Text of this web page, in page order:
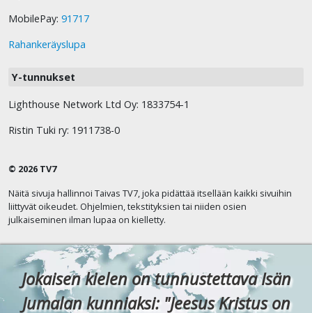
MobilePay: 91717
Rahankeräyslupa
Y-tunnukset
Lighthouse Network Ltd Oy: 1833754-1
Ristin Tuki ry: 1911738-0
© 2026 TV7
Näitä sivuja hallinnoi Taivas TV7, joka pidättää itsellään kaikki sivuihin
liittyvät oikeudet. Ohjelmien, tekstityksien tai niiden osien
julkaiseminen ilman lupaa on kielletty.
Jokaisen kielen on tunnustettava Isän
Jumalan kunniaksi: "Jeesus Kristus on